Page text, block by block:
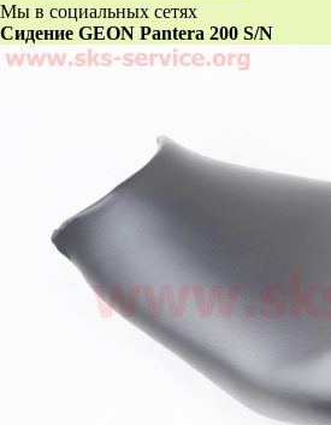
Мы в социальных сетях
Сидение GEON Pantera 200 S/N